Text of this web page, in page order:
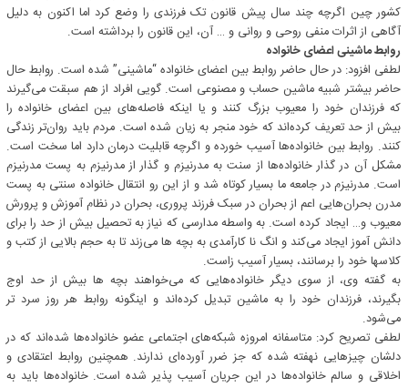
کشور چین اگرچه چند سال پیش قانون تک فرزندی را وضع کرد اما اکنون به دلیل
آگاهی از اثرات منفی روحی و روانی و … آن، این قانون را برداشته است.
روابط ماشینی اعضای خانواده
لطفی افزود: در حال حاضر روابط بین اعضای خانواده “ماشینی” شده است. روابط حال
حاضر بیشتر شبیه ماشین حساب و مصنوعی است. گویی افراد از هم سبقت می‌گیرند
که فرزندان خود را معیوب بزرگ کنند و یا اینکه فاصله‌های بین اعضای خانواده را
بیش از حد تعریف کرده‌اند که خود منجر به زیان شده است. مردم باید روان‌تر زندگی
کنند. روابط بین خانواده‌ها آسیب خورده و اگرچه قابلیت درمان دارد اما سخت است.
مشکل آن در گذار خانواده‌ها از سنت به مدرنیزم و گذار از مدرنیزم به پست مدرنیزم
است. مدرنیزم در جامعه ما بسیار کوتاه شد و از این رو انتقال خانواده سنتی به پست
مدرن بحران‌هایی اعم از بحران در سبک فرزند پروری، بحران در نظام آموزش و پرورش
معیوب و… ایجاد کرده است. به واسطه مدارسی که نیاز به تحصیل بیش از حد را برای
دانش آموز ایجاد می‌کند و انگ نا کارآمدی به بچه ها می‌زند تا به حجم بالایی از کتب و
کلاسها خود را برسانند، بسیار آسیب زاست.
به گفته وی، از سوی دیگر خانواده‌هایی که می‌خواهند بچه ها بیش از حد اوج
بگیرند، فرزندان خود را به ماشین تبدیل کرده‌اند و اینگونه روابط هر روز سرد تر
می‌شود.
لطفی تصریح کرد: متاسفانه امروزه شبکه‌های اجتماعی عضو خانواده‌ها شده‌اند که در
دلشان چیزهایی نهفته شده که جز ضرر آورده‌ای ندارند. همچنین روابط اعتقادی و
اخلاقی و سالم خانواده‌ها در این جریان آسیب پذیر شده است. خانواده‌ها باید به